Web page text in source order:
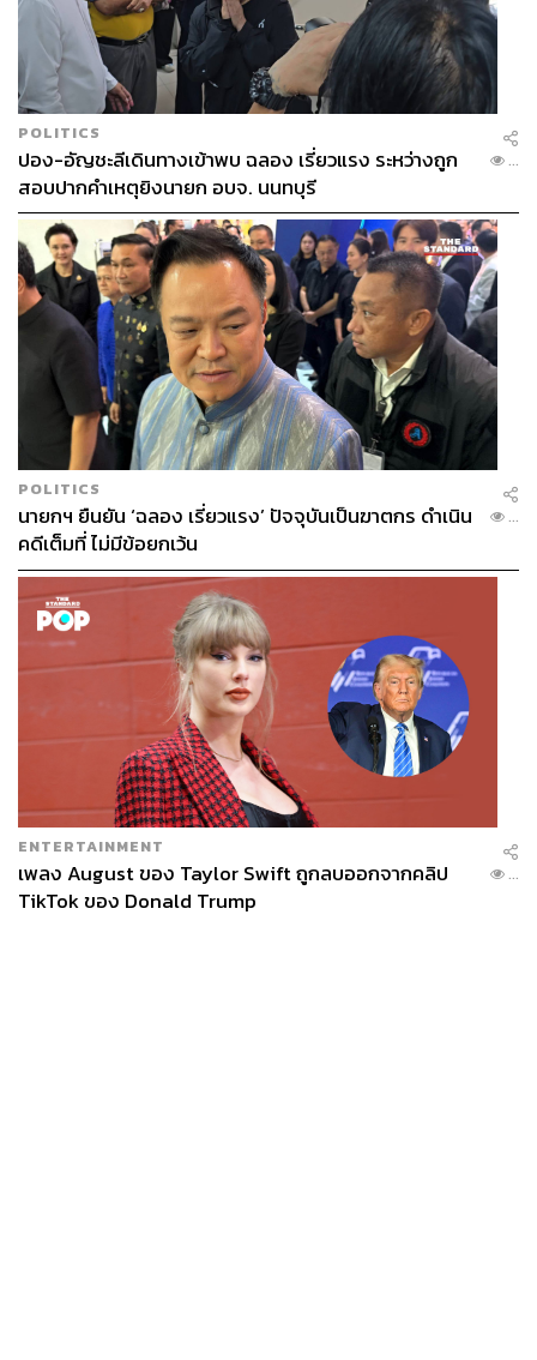
อีดงอุก ปัจจุบันอายุ 36 ปี เป็นนักแสดงที่ได้รับ
ความนิยมเสมอมา ตั้งแต่โด่งดังจากซีรีส์My Girl
(2005),Scent of a Woman(2017) มาจนถึง
Guardian: The Lonely and Great God(2016-
2017) ซึ่งเป็นซีรีส์โทรทัศน์ทางช่องเคเบิลที่ได้รับ
เรตติ้งสูงสุดตลอดกาลเป็นอันดับสองของ
เกาหลีใต้ รองจากReply 1988
TAGS: Life JTBC
1.5K
ABOUT THE AUTHOR
เจิมสิริ เหลืองศุภภรณ์
นักสังเกตการณ์วงการบันเทิงไทยและต่าง
ประเทศ เชื่อว่าคัลเจอร์คือสิ่งที่หล่อหลอมให้
คนในยุคสมัยหนึ่งเติบโตขึ้นมา และมีส่วนใน
การขับเคลื่อนเปลี่ยนแปลงสังคมได้ ปัจจุบัน
กำลังสนใจวัฒนธรรมบันเทิงเกาหลี
POLITICS
ปอง-อัญชะลีเดินทางเข้าพบ ฉลอง เรี่ยวแรง ระหว่างถูก
สอบปากคำเหตุยิงนายก อบจ. นนทบุรี
...
POLITICS
นายกฯ ยืนยัน ‘ฉลอง เรี่ยวแรง’ ปัจจุบันเป็นฆาตกร ดำเนิน
คดีเต็มที่ ไม่มีข้อยกเว้น
...
ENTERTAINMENT
เพลง August ของ Taylor Swift ถูกลบออกจากคลิป
TikTok ของ Donald Trump
...